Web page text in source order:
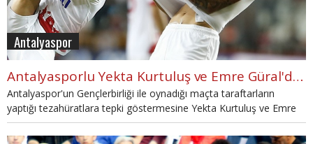
Antalyaspor
Antalyasporlu Yekta Kurtuluş ve Emre Güral'dan yönetime Atatürk göndermesi
Antalyaspor'un Gençlerbirliği ile oynadığı maçta taraftarların
yaptığı tezahüratlara tepki göstermesine Yekta Kurtuluş ve Emre
Güral'dan eleştiri geldi.